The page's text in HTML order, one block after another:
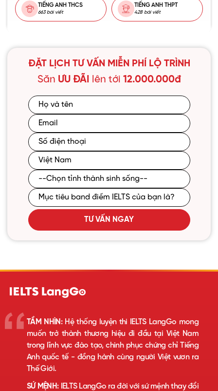
TIẾNG ANH THCS
663 bài viết
TIẾNG ANH THPT
428 bài viết
ĐẶT LỊCH TƯ VẤN MIỄN PHÍ LỘ TRÌNH
Săn ƯU ĐÃI lên tới 12.000.000đ
TƯ VẤN NGAY
TẦM NHÌN:Hệ thống luyện thi IELTS LangGo mong
muốn trở thành thương hiệu đi đầu tại Việt Nam
trong lĩnh vực đào tạo, chinh phục chứng chỉ Tiếng
Anh quốc tế - đồng hành cùng người Việt vươn ra
Thế Giới.
SỨ MỆNH:IELTS LangGo ra đời với sứ mệnh thay đổi